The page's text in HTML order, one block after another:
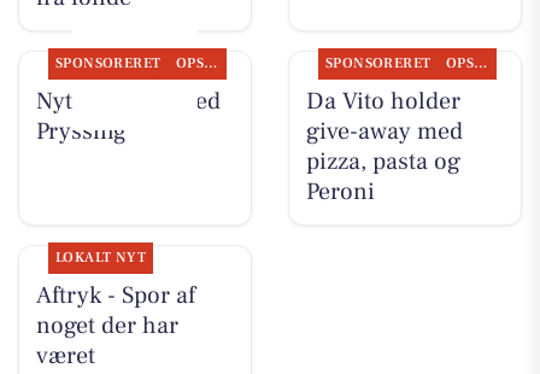
SPONSORERET OPSLAGSTAVLEN
Nyt fra Guldsmed
Pryssing
SPONSORERET OPSLAGSTAVLEN
Da Vito holder
give-away med
pizza, pasta og
Peroni
LOKALT NYT
Aftryk - Spor af
noget der har
været